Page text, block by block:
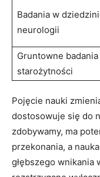
Badania w
neurologii
Gruntowne⁢ badania
starożytności
Pojęcie nauki
dostosowuje się do
zdobywamy, ma
przekonania, a⁣
⁣głębszego wnikania